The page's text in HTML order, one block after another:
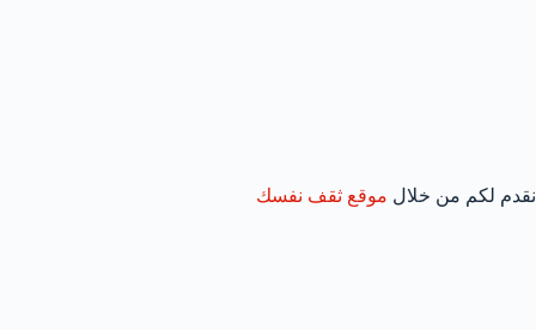
نقدم لكم من خلال موقع ثقف نفسك